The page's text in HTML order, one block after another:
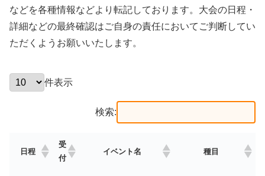
などを各種情報などより転記しております。大会の日程・
詳細などの最終確認はご自身の責任においてご判断してい
ただくようお願いいたします。
件表示
検索:
日程
受
付
イベント名 種目